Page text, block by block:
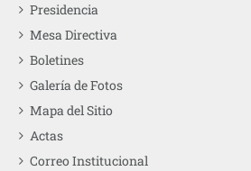
Presidencia
Mesa Directiva
Boletines
Galería de Fotos
Mapa del Sitio
Actas
Correo Institucional